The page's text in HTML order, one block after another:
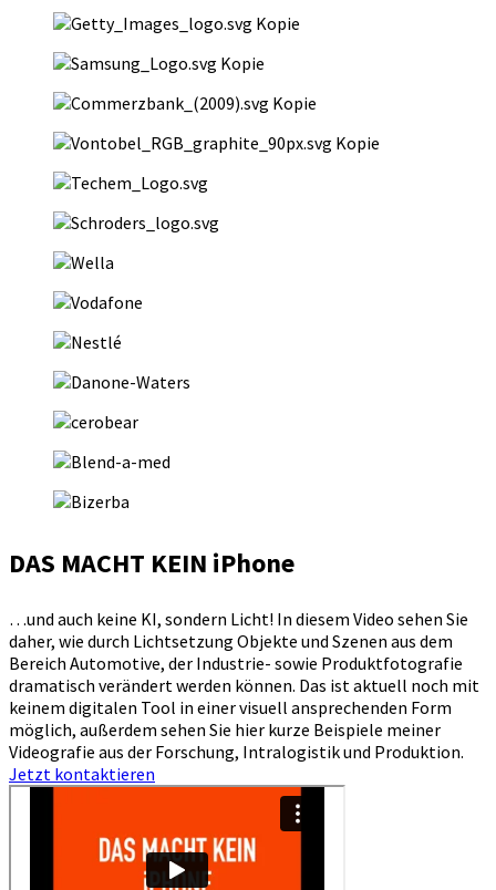
DAS MACHT KEIN iPhone
…und auch keine KI, sondern Licht! In diesem Video sehen Sie
daher, wie durch Lichtsetzung Objekte und Szenen aus dem
Bereich Automotive, der Industrie- sowie Produktfotografie
dramatisch verändert werden können. Das ist aktuell noch mit
keinem digitalen Tool in einer visuell ansprechenden Form
möglich, außerdem sehen Sie hier kurze Beispiele meiner
Videografie aus der Forschung, Intralogistik und Produktion.
Jetzt kontaktieren